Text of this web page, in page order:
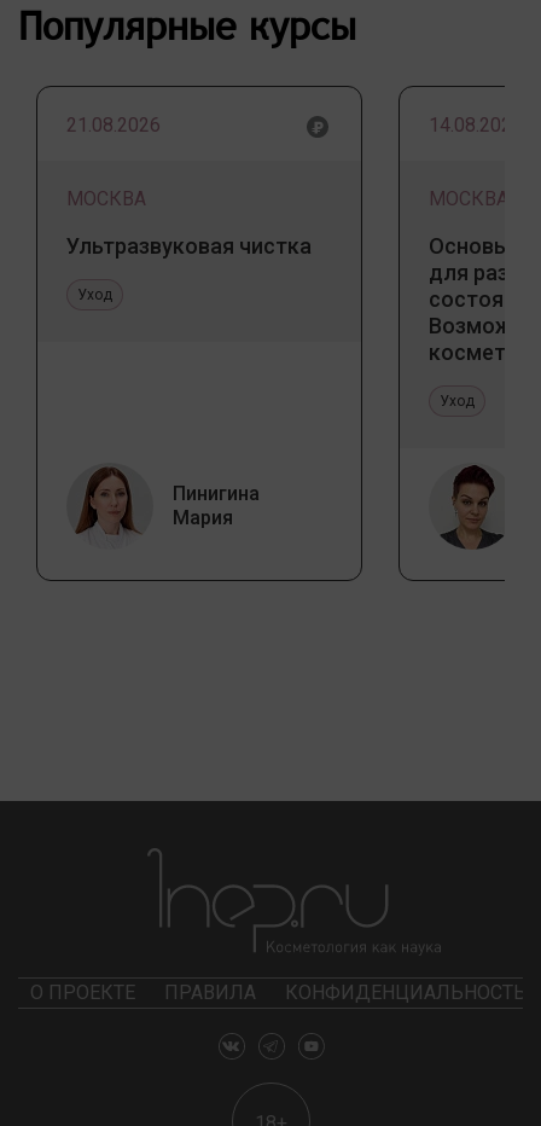
Популярные курсы
21.08.2026
МОСКВА
Ультразвуковая чистка
Уход
Пинигина
Мария
14.08.2026
МОСКВА
Основы
для
Уход
О ПРОЕКТЕ ПРАВИЛА КОНФИДЕНЦИАЛЬНОСТЬ